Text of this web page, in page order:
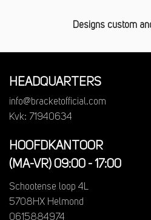
Designs custom
HEADQUARTERS
info@bracketofficial.com
Kvk: 71940634
HOOFDKANTOOR
(MA-VR) 09:00 - 17:00
Schootense loop 4L
5708HX Helmond
0615884974